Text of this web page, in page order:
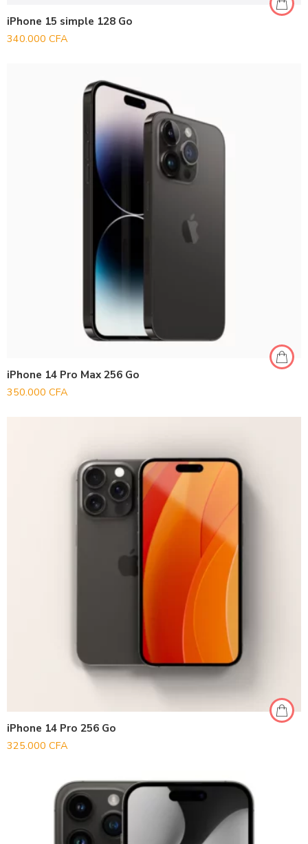
iPhone 15 simple 128 Go
340.000 CFA
iPhone 14 Pro Max 256 Go
350.000 CFA
iPhone 14 Pro 256 Go
325.000 CFA